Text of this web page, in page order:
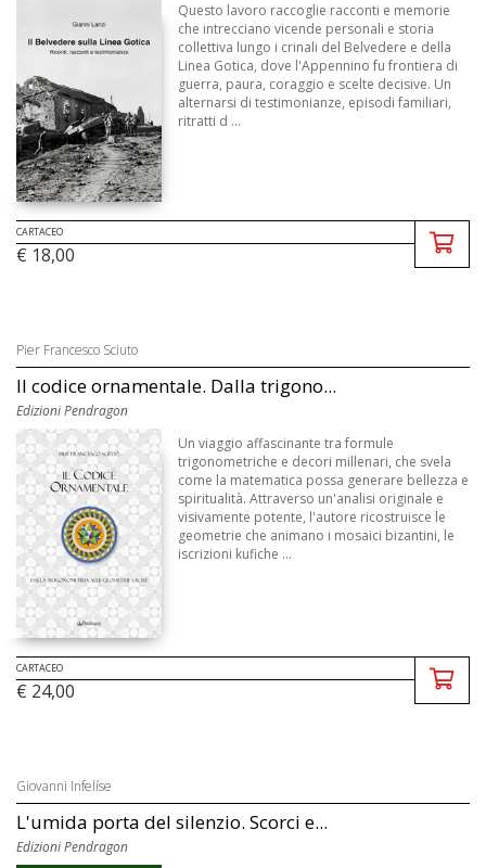
Questo lavoro raccoglie racconti e memorie
che intrecciano vicende personali e storia
collettiva lungo i crinali del Belvedere e della
Linea Gotica, dove l'Appennino fu frontiera di
guerra, paura, coraggio e scelte decisive. Un
alternarsi di testimonianze, episodi familiari,
ritratti d ...
CARTACEO
€ 18,00
Pier Francesco Sciuto
Il codice ornamentale. Dalla trigono...
Edizioni Pendragon
Un viaggio affascinante tra formule
trigonometriche e decori millenari, che svela
come la matematica possa generare bellezza e
spiritualità. Attraverso un'analisi originale e
visivamente potente, l'autore ricostruisce le
geometrie che animano i mosaici bizantini, le
iscrizioni kufiche ...
CARTACEO
€ 24,00
Giovanni Infelíse
L'umida porta del silenzio. Scorci e...
Edizioni Pendragon